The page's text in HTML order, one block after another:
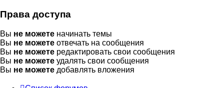
Права доступа
Вы не можете начинать темы
Вы не можете отвечать на сообщения
Вы не можете редактировать свои сообщения
Вы не можете удалять свои сообщения
Вы не можете добавлять вложения